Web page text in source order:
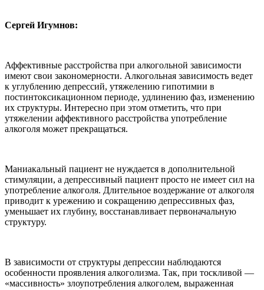
Сергей Игумнов:
Аффективные расстройства при алкогольной зависимости
имеют свои закономерности. Алкогольная зависимость ведет
к углублению депрессий, утяжелению гипотимии в
постинтоксикационном периоде, удлинению фаз, изменению
их структуры. Интересно при этом отметить, что при
утяжелении аффективного расстройства употребление
алкоголя может прекращаться.
Маниакальный пациент не нуждается в дополнительной
стимуляции, а депрессивный пациент просто не имеет сил на
употребление алкоголя. Длительное воздержание от алкоголя
приводит к урежению и сокращению депрессивных фаз,
уменьшает их глубину, восстанавливает первоначальную
структуру.
В зависимости от структуры депрессии наблюдаются
особенности проявления алкоголизма. Так, при тоскливой —
«массивность» злоупотребления алкоголем, выраженная